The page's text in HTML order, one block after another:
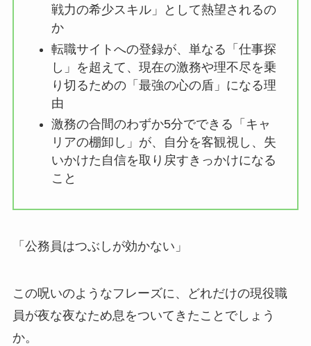
戦力の希少スキル」として熱望されるの
か
転職サイトへの登録が、単なる「仕事探
し」を超えて、現在の激務や理不尽を乗
り切るための「最強の心の盾」になる理
由
激務の合間のわずか5分でできる「キャ
リアの棚卸し」が、自分を客観視し、失
いかけた自信を取り戻すきっかけになる
こと
「公務員はつぶしが効かない」
この呪いのようなフレーズに、どれだけの現役職
員が夜な夜なため息をついてきたことでしょう
か。